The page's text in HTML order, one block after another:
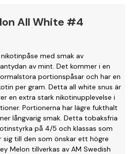
All White #4
med smak av
av mint. Det kommer i en
portionspåsar och har en
per gram. Detta all white snus är
en extra stark nikotinupplevelse i
Portionerna har lägre fukthalt
långvarig smak. Detta tobaksfria
på 4/5 och klassas som
till den som önskar ett högre
Melon tillverkas av AM Swedish